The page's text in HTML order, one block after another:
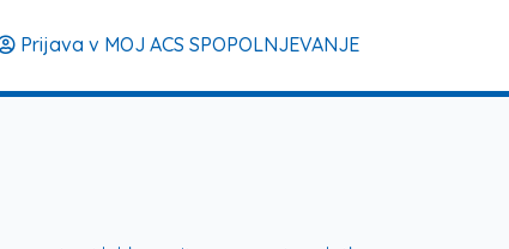
Prijava v MOJ ACS SPOPOLNJEVANJE